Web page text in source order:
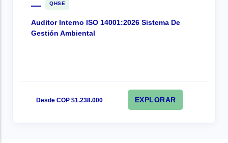
QHSE
Auditor Interno ISO 14001:2026 Sistema De
Gestión Ambiental
Desde COP $1.238.000 EXPLORAR